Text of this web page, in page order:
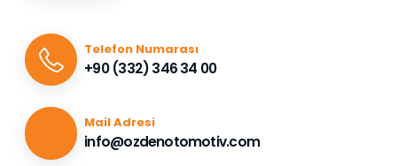
Telefon Numarası
+90 (332) 346 34 00
Mail Adresi
info@ozdenotomotiv.com